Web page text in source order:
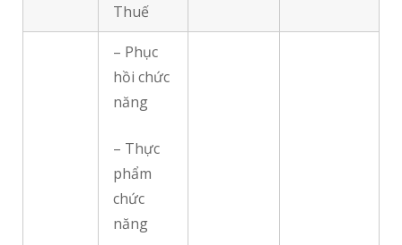
Thuế
– Phục
hồi chức
năng
– Thực
phẩm
chức
năng